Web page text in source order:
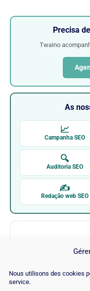
Nous utilisons des cookies
service.
Precisa
Twaino
As
📈
Campanha SEO
🔍
Auditoria SEO
✍
Redação web SEO